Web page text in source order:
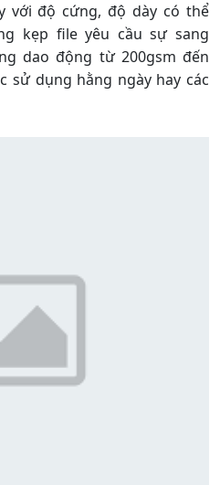
với độ cứng, độ dày có thể
kẹp file yêu cầu sự sang
dao động từ 200gsm đến
sử dụng hằng ngày hay các